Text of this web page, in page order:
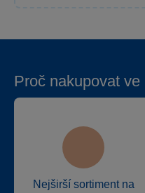
Proč nakupovat
Nejširší sortiment na